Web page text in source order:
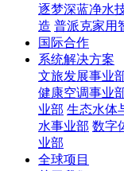
逐梦深蓝净水
造 普派克家用
国际合作
系统解决方案
文旅发展事业
健康空调事业
业部 生态水体
水事业部 数字
业部
全球项目